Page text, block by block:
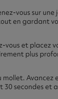
vous sur
en gardant
et placez
plus
mollet.
secondes et